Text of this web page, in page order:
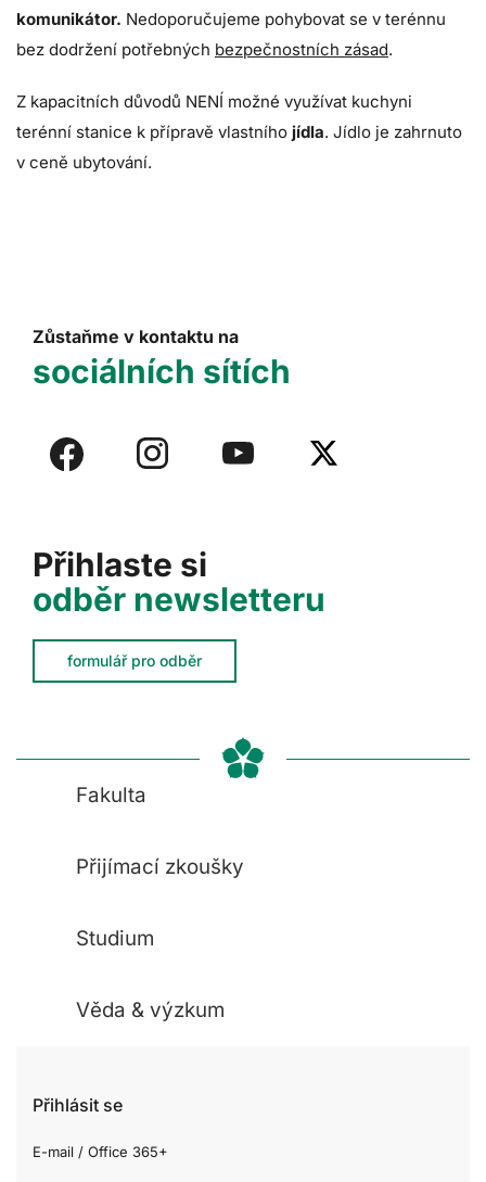
komunikátor. Nedoporučujeme pohybovat se v terénnu
bez dodržení potřebných bezpečnostních zásad.
Z kapacitních důvodů NENÍ možné využívat kuchyni
terénní stanice k přípravě vlastního jídla. Jídlo je zahrnuto
v ceně ubytování.
Přihlaste si
odběr newsletteru
formulář pro odběr
Zůstaňme v kontaktu na
sociálních sítích
Fakulta
Přijímací zkoušky
Studium
Věda & výzkum
Přihlásit se
E-mail / Office 365+